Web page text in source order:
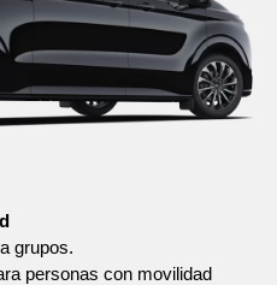
grupos.
personas con movilidad